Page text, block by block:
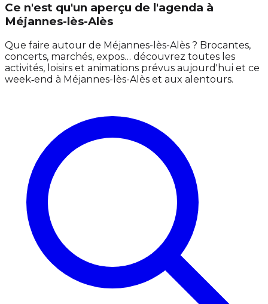
Ce n'est qu'un aperçu de l'agenda à
Méjannes-lès-Alès
Que faire autour de Méjannes-lès-Alès ? Brocantes,
concerts, marchés, expos… découvrez toutes les
activités, loisirs et animations prévus aujourd'hui et ce
week‑end à Méjannes-lès-Alès et aux alentours.